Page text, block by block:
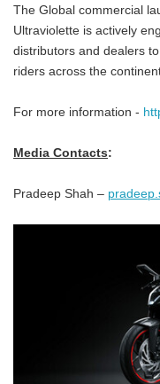
The Global commercial
Ultraviolette is actively
distributors and dealers
riders across the
For more information -
Media Contacts:
Pradeep Shah –